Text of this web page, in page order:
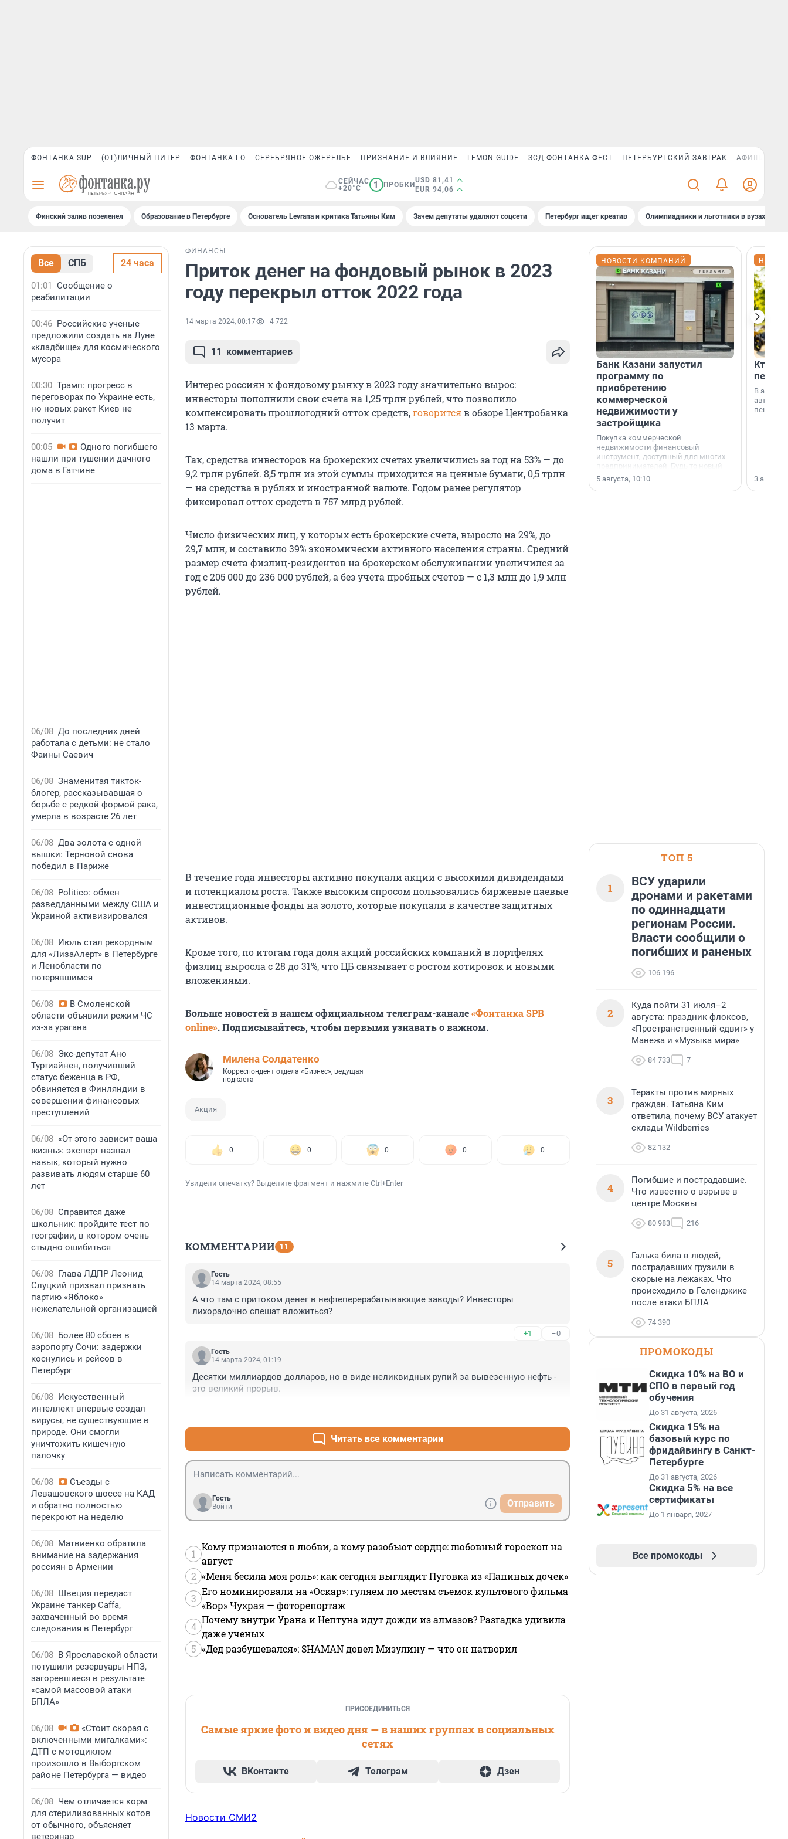
ФОНТАНКА SUP (ОТ)ЛИЧНЫЙ ПИТЕР ФОНТАНКА ГО СЕРЕБРЯНОЕ ОЖЕРЕЛЬЕ ПРИЗНАНИЕ И ВЛИЯНИЕ LEMON GUIDE ЗСД ФОНТАНКА ФЕСТ ПЕТЕРБУРГСКИЙ ЗАВТРАК АФИША PLUS
СЕЙЧАС
+20°C
1 ПРОБКИ
USD 81,41
EUR 94,06
Финский залив позеленел Образование в Петербурге Основатель Levrana и критика Татьяны Ким Зачем депутаты удаляют соцсети Петербург ищет креатив Олимпиадники и льготники в вузах СПб
Все СПБ 24 часа
01:01 Сообщение о
реабилитации
00:46 Российские ученые
предложили создать на Луне
«кладбище» для космического
мусора
00:30 Трамп: прогресс в
переговорах по Украине есть,
но новых ракет Киев не
получит
00:05
Одного погибшего
нашли при тушении дачного
дома в Гатчине
06/08 До последних дней
работала с детьми: не стало
Фаины Саевич
06/08 Знаменитая тикток-
блогер, рассказывавшая о
борьбе с редкой формой рака,
умерла в возрасте 26 лет
06/08 Два золота с одной
вышки: Терновой снова
победил в Париже
06/08 Politico: обмен
разведданными между США и
Украиной активизировался
06/08 Июль стал рекордным
для «ЛизаАлерт» в Петербурге
и Ленобласти по
потерявшимся
06/08
В Смоленской
области объявили режим ЧС
из-за урагана
06/08 Экс-депутат Ано
Туртиайнен, получивший
статус беженца в РФ,
обвиняется в Финляндии в
совершении финансовых
преступлений
06/08 «От этого зависит ваша
жизнь»: эксперт назвал
навык, который нужно
развивать людям старше 60
лет
06/08 Справится даже
школьник: пройдите тест по
географии, в котором очень
стыдно ошибиться
06/08 Глава ЛДПР Леонид
Слуцкий призвал признать
партию «Яблоко»
нежелательной организацией
06/08 Более 80 сбоев в
аэропорту Сочи: задержки
коснулись и рейсов в
Петербург
06/08 Искусственный
интеллект впервые создал
вирусы, не существующие в
природе. Они смогли
уничтожить кишечную
палочку
06/08
Съезды с
Левашовского шоссе на КАД
и обратно полностью
перекроют на неделю
06/08 Матвиенко обратила
внимание на задержания
россиян в Армении
06/08 Швеция передаст
Украине танкер Caffa,
захваченный во время
следования в Петербург
06/08 В Ярославской области
потушили резервуары НПЗ,
загоревшиеся в результате
«самой массовой атаки
БПЛА»
06/08
«Стоит скорая с
включенными мигалками»:
ДТП с мотоциклом
произошло в Выборгском
районе Петербурга — видео
06/08 Чем отличается корм
для стерилизованных котов
от обычного, объясняет
ветеринар
ФИНАНСЫ
Приток денег на фондовый рынок в 2023
году перекрыл отток 2022 года
14 марта 2024, 00:17 4 722
11 комментариев
Интерес россиян к фондовому рынку в 2023 году значительно вырос:
инвесторы пополнили свои счета на 1,25 трлн рублей, что позволило
компенсировать прошлогодний отток средств,говоритсяв обзоре Центробанка
13 марта.
Так, средства инвесторов на брокерских счетах увеличились за год на 53% — до
9,2 трлн рублей. 8,5 трлн из этой суммы приходится на ценные бумаги, 0,5 трлн
— на средства в рублях и иностранной валюте. Годом ранее регулятор
фиксировал отток средств в 757 млрд рублей.
Число физических лиц, у которых есть брокерские счета, выросло на 29%, до
29,7 млн, и составило 39% экономически активного населения страны. Средний
размер счета физлиц-резидентов на брокерском обслуживании увеличился за
год с 205 000 до 236 000 рублей, а без учета пробных счетов — с 1,3 млн до 1,9 млн
рублей.
В течение года инвесторы активно покупали акции с высокими дивидендами
и потенциалом роста. Также высоким спросом пользовались биржевые паевые
инвестиционные фонды на золото, которые покупали в качестве защитных
активов.
Кроме того, по итогам года доля акций российских компаний в портфелях
физлиц выросла с 28 до 31%, что ЦБ связывает с ростом котировок и новыми
вложениями.
Больше новостей в нашем официальном телеграм-канале«Фонтанка SPB
online». Подписывайтесь, чтобы первыми узнавать о важном.
Милена Солдатенко
Корреспондент отдела «Бизнес», ведущая
подкаста
Акция
0 0 0 0 0
Увидели опечатку? Выделите фрагмент и нажмите Ctrl+Enter
КОММЕНТАРИИ 11
Гость
14 марта 2024, 08:55
А что там с притоком денег в нефтеперерабатывающие заводы? Инвесторы
лихорадочно спешат вложиться?
+1 –0
Гость
14 марта 2024, 01:19
Десятки миллиардов долларов, но в виде неликвидных рупий за вывезенную нефть -
это великий прорыв.
Читать все комментарии
Гость
Войти
Отправить
1
Кому признаются в любви, а кому разобьют сердце: любовный гороскоп на
август
2 «Меня бесила моя роль»: как сегодня выглядит Пуговка из «Папиных дочек»
3
Его номинировали на «Оскар»: гуляем по местам съемок культового фильма
«Вор» Чухрая — фоторепортаж
4
Почему внутри Урана и Нептуна идут дожди из алмазов? Разгадка удивила
даже ученых
5 «Дед разбушевался»: SHAMAN довел Мизулину — что он натворил
ПРИСОЕДИНИТЬСЯ
Самые яркие фото и видео дня — в наших группах в социальных
сетях
ВКонтакте Телеграм Дзен
Новости СМИ2
НОВОСТИ КОМПАНИЙ
Банк Казани запустил
программу по
приобретению
коммерческой
недвижимости у
застройщика
Покупка коммерческой
недвижимости финансовый
инструмент, доступный для многих
предпринимателей. Будь то новый
офис, склад, торговое помещение
или готовый арендный бизнес —
успех сделки зависит от правильного
5 августа, 10:10
Кто
В
пенсии.
3
ТОП 5
1
ВСУ ударили
дронами и ракетами
по одиннадцати
регионам России.
Власти сообщили о
погибших и раненых
106 196
2
Куда пойти 31 июля–2
августа: праздник флоксов,
«Пространственный сдвиг» у
Манежа и «Музыка мира»
84 733 7
3
Теракты против мирных
граждан. Татьяна Ким
ответила, почему ВСУ атакует
склады Wildberries
82 132
4
Погибшие и пострадавшие.
Что известно о взрыве в
центре Москвы
80 983 216
5
Галька била в людей,
пострадавших грузили в
скорые на лежаках. Что
происходило в Геленджике
после атаки БПЛА
74 390
ПРОМОКОДЫ
Скидка 10% на ВО и
СПО в первый год
обучения
До 31 августа, 2026
Скидка 15% на
базовый курс по
фридайвингу в Санкт-
Петербурге
До 31 августа, 2026
Скидка 5% на все
сертификаты
До 1 января, 2027
Все промокоды